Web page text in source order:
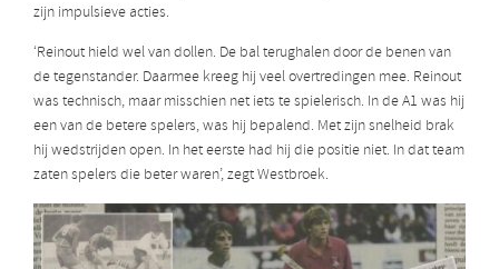
zijn impulsieve acties.
‘Reinout hield wel van dollen. De bal terughalen door de benen van
de tegenstander. Daarmee kreeg hij veel overtredingen mee. Reinout
was technisch, maar misschien net iets te spielerisch. In de A1 was hij
een van de betere spelers, was hij bepalend. Met zijn snelheid brak
hij wedstrijden open. In het eerste had hij die positie niet. In dat team
zaten spelers die beter waren’, zegt Westbroek.